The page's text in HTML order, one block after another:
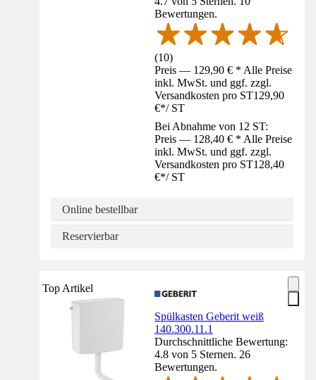
Bewertungen.
(10)
Preis — 129,90 € * Alle Preise
inkl. MwSt. und ggf. zzgl.
Versandkosten pro ST129,90
€*/ ST
Bei Abnahme von 12 ST:
Preis — 128,40 € * Alle Preise
inkl. MwSt. und ggf. zzgl.
Versandkosten pro ST128,40
€*/ ST
Online bestellbar
Reservierbar
Top Artikel
Spülkasten Geberit weiß
140.300.11.1
Durchschnittliche Bewertung:
4.8 von 5 Sternen. 26
Bewertungen.